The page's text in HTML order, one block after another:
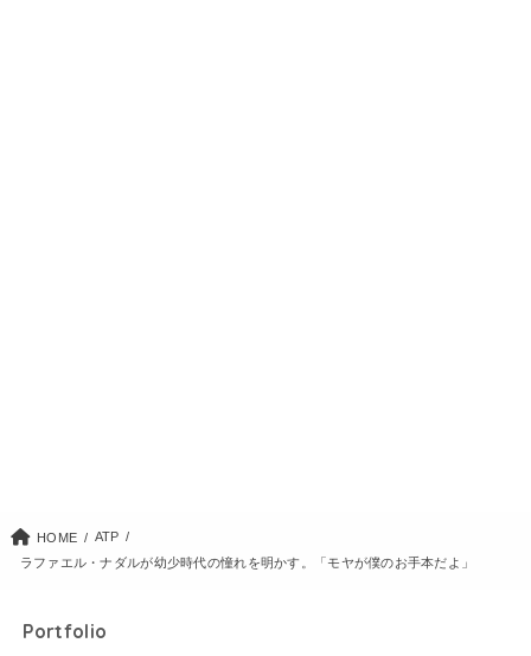
HOME
ATP
ラファエル・ナダルが幼少時代の憧れを明かす。「モヤが僕のお手本だよ」
Portfolio